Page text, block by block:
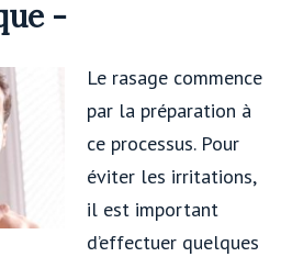
-
Le rasage commence
par la préparation à
ce processus. Pour
éviter les irritations,
il est important
d’effectuer quelques